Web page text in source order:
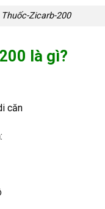
Thuốc-Zicarb-200
là gì?
căn